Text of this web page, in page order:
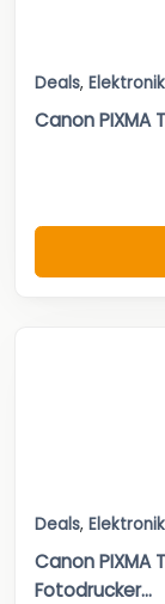
Deals, Elektronik
Canon PIXMA
Deals, Elektronik
Canon PIXMA
Fotodrucker...